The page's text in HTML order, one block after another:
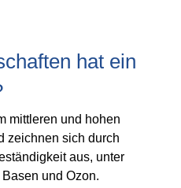
hat ein
mittleren und hohen
zeichnen sich durch
aus, unter
und Ozon.